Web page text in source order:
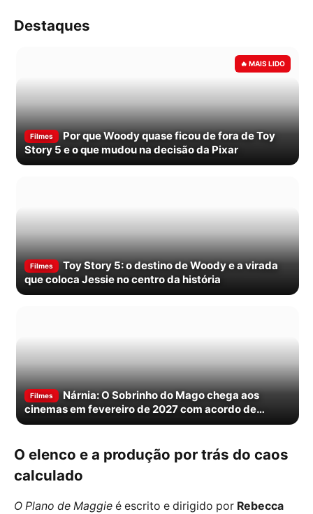
Destaques
Filmes
Por que Woody quase ficou de fora de Toy
Story 5 e o que mudou na decisão da Pixar
Filmes
Toy Story 5: o destino de Woody e a virada
que coloca Jessie no centro da história
Filmes
Nárnia: O Sobrinho do Mago chega aos
cinemas em fevereiro de 2027 com acordo de
distribuição
O elenco e a produção por trás do caos
calculado
O Plano de Maggie é escrito e dirigido por Rebecca